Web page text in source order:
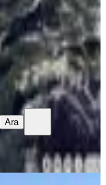
Ara